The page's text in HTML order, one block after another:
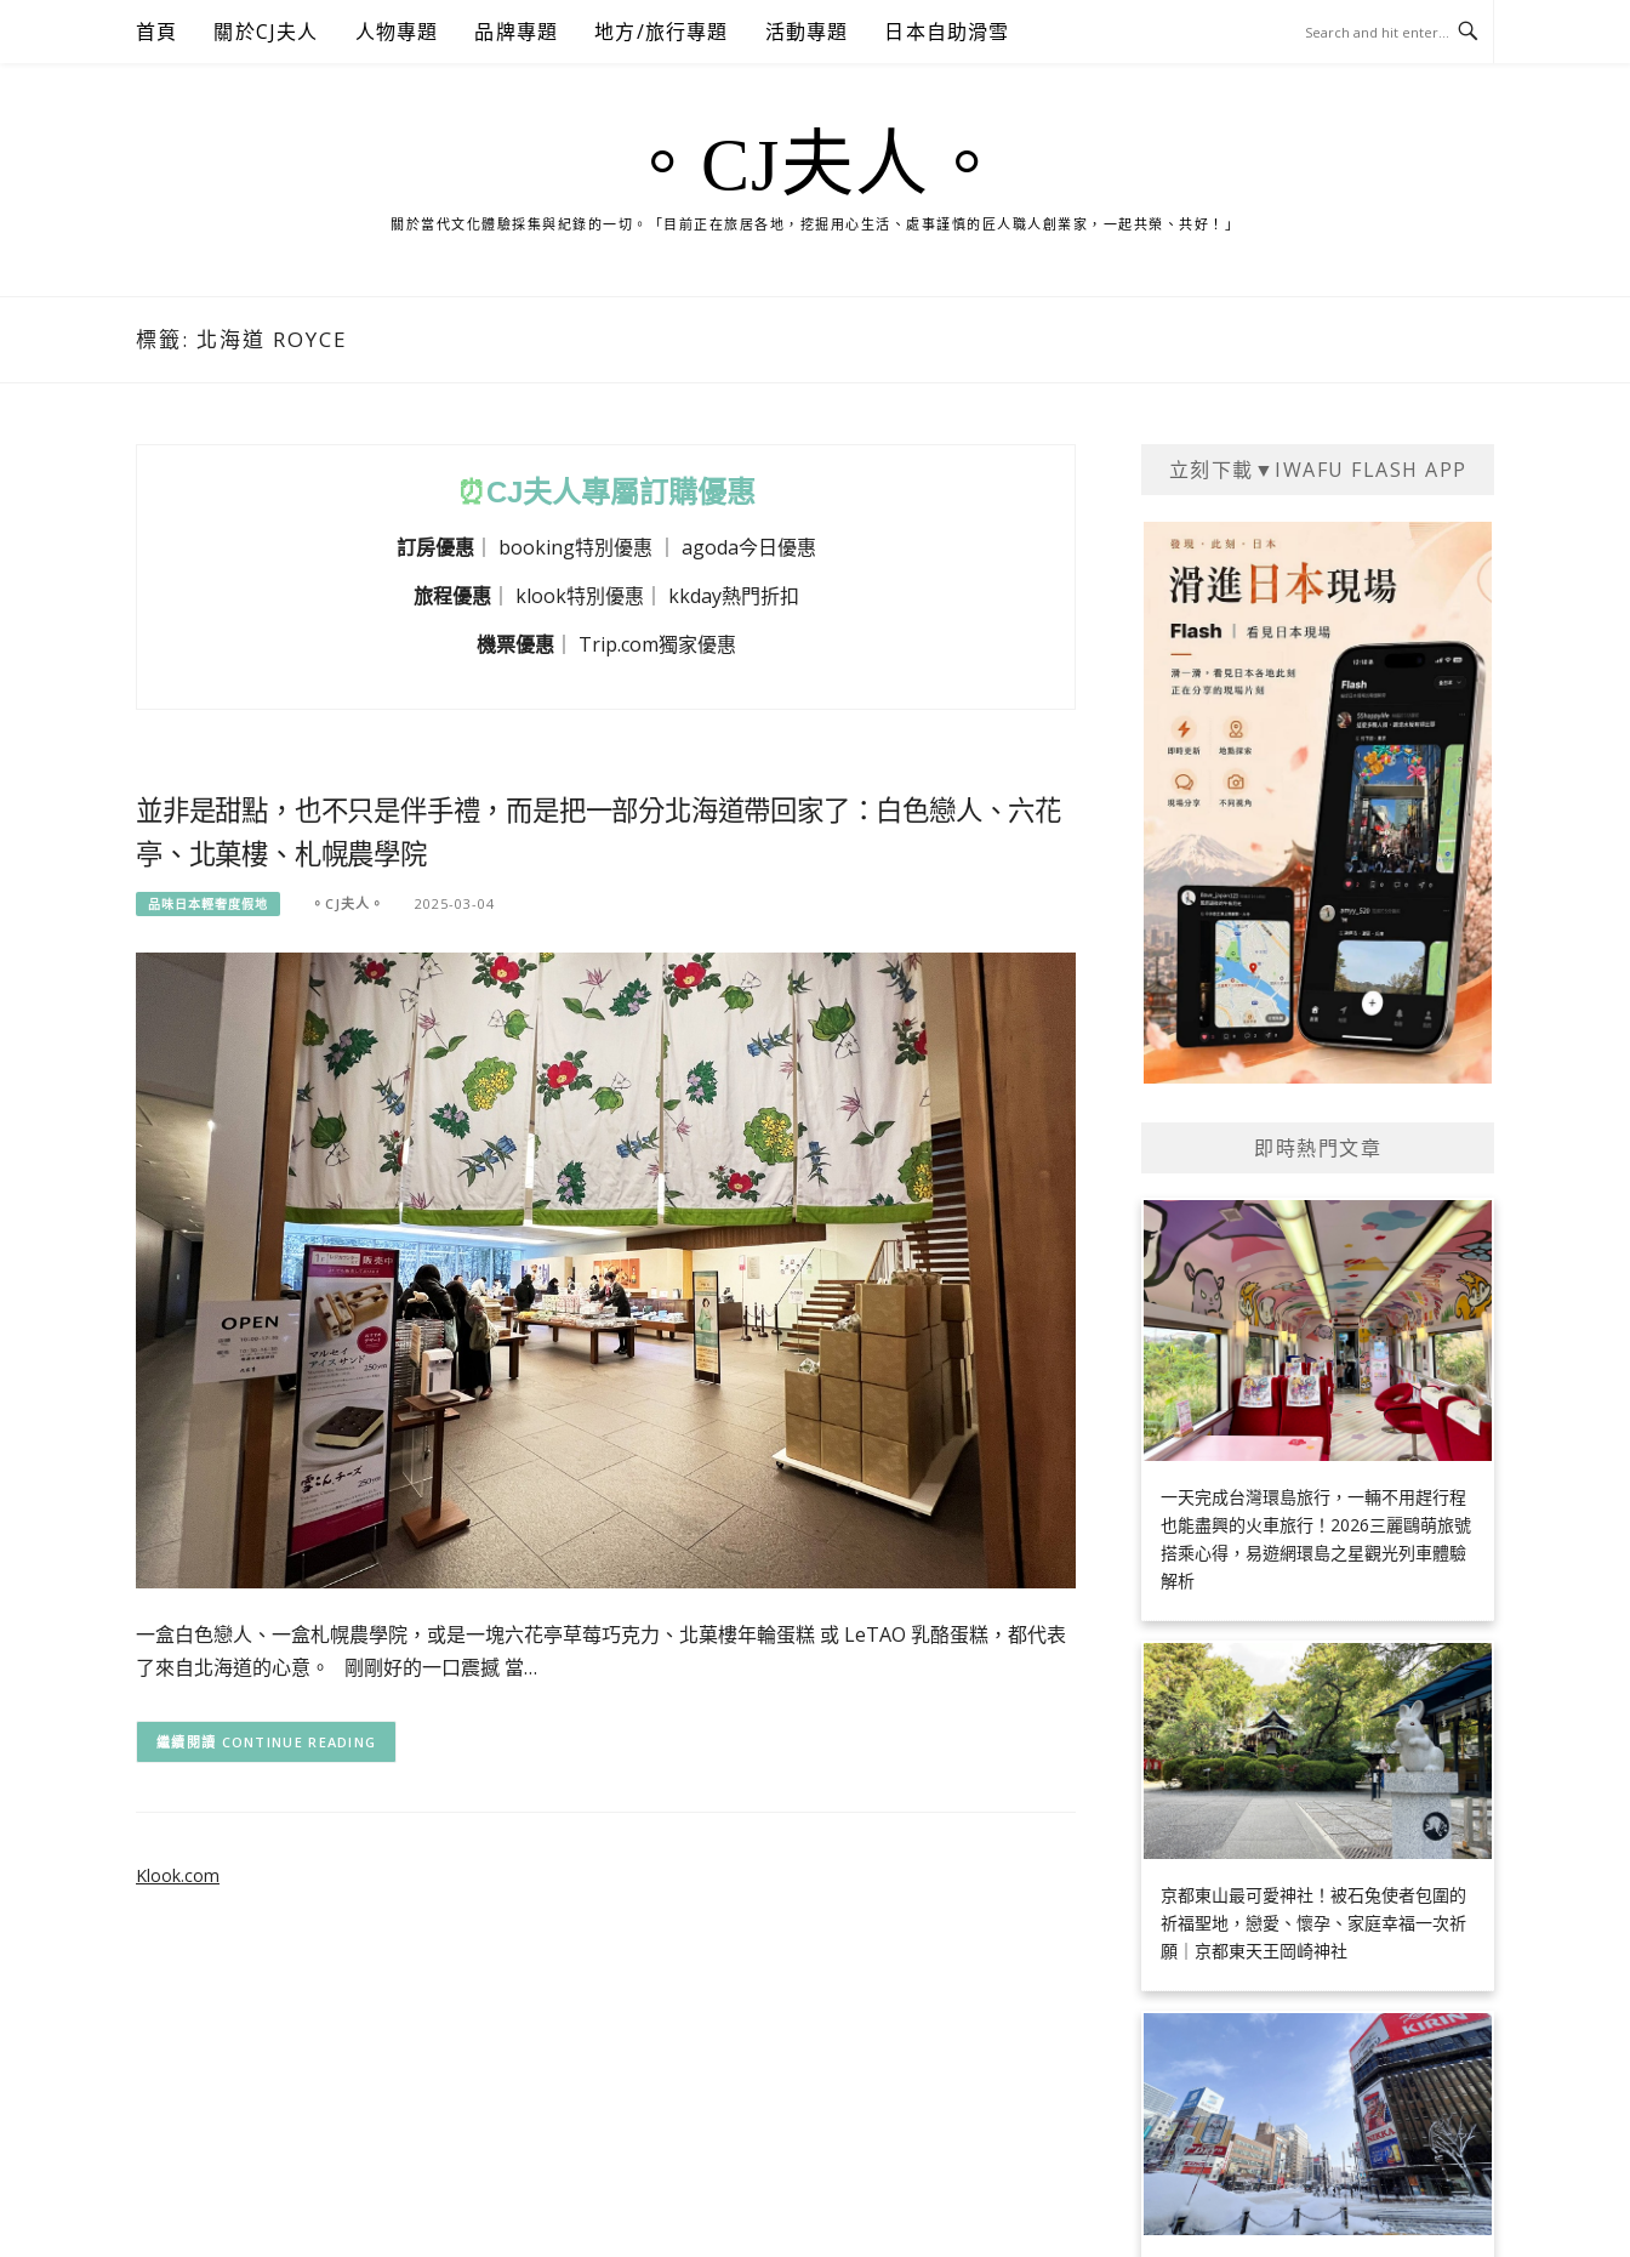
首頁 關於CJ夫人 人物專題 品牌專題 地方/旅行專題 活動專題 日本自助滑雪
。CJ夫人。
關於當代文化體驗採集與紀錄的一切。「目前正在旅居各地，挖掘用心生活、處事謹慎的匠人職人創業家，一起共榮、共好！」
標籤: 北海道 ROYCE
⏰CJ夫人專屬訂購優惠
訂房優惠｜ booking特別優惠
agoda今日優惠
旅程優惠｜ klook特別優惠
kkday熱門折扣
機票優惠｜ Trip.com獨家優惠
並非是甜點，也不只是伴手禮，而是把一部分北海道帶回家了：白色戀人、六花
亭、北菓樓、札幌農學院
品味日本輕奢度假地 。CJ夫人。 2025-03-04
一盒白色戀人、一盒札幌農學院，或是一塊六花亭草莓巧克力、北菓樓年輪蛋糕 或 LeTAO 乳酪蛋糕，都代表
了來自北海道的心意。 剛剛好的一口震撼 當…
CONTINUE READING
立刻下載▼IWAFU FLASH APP
即時熱門文章
一天完成台灣環島旅行，一輛不用趕行程
也能盡興的火車旅行！2026三麗鷗萌旅號
搭乘心得，易遊網環島之星觀光列車體驗
解析
京都東山最可愛神社！被石兔使者包圍的
祈福聖地，戀愛、懷孕、家庭幸福一次祈
願｜京都東天王岡崎神社
Klook.com